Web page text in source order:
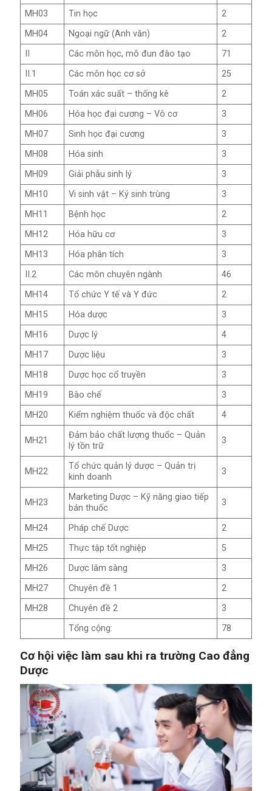
MH03
Tin học
2
MH04
Ngoại ngữ (Anh văn)
2
Các môn học, mô đun đào tạo
71
II.1
Các môn học cơ sở
25
MH05
Toán xác suất – thống kê
2
MH06
Hóa học đại cương – Vô cơ
3
MH07
Sinh học đại cương
3
MH08
Hóa sinh
3
MH09
Giải phẫu sinh lý
3
MH10
Vi sinh vật – Ký sinh trùng
3
MH11
Bệnh học
2
MH12
Hóa hữu cơ
3
MH13
Hóa phân tích
3
II.2
Các môn chuyên ngành
46
MH14
Tổ chức Y tế và Y đức
2
MH15
Hóa dược
3
MH16
Dược lý
4
MH17
Dược liệu
3
MH18
Dược học cổ truyền
3
MH19
Bào chế
3
MH20
Kiểm nghiệm thuốc và độc chất 4
MH21
Đảm bảo chất lượng thuốc – Quản
lý tồn trữ
3
MH22
Tổ chức quản lý dược – Quản trị
kinh doanh
3
MH23
Marketing Dược – Kỹ năng giao tiếp
bán thuốc
3
MH24 Pháp chế Dược
2
MH25
Thực tập tốt nghiệp
5
MH26
Dược lâm sàng
3
MH27
Chuyên đề 1
2
MH28
Chuyên đề 2
3
Tổng cộng:
78
Cơ hội việc làm sau khi ra trường Cao đẳng
Dược